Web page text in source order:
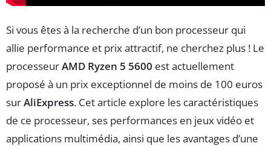
Si vous êtes à la recherche d’un bon processeur qui
allie performance et prix attractif, ne cherchez plus ! Le
processeurAMD Ryzen 5 5600 est actuellement
proposé à un prix exceptionnel de moins de 100 euros
surAliExpress. Cet article explore les caractéristiques
de ce processeur, ses performances en jeux vidéo et
applications multimédia, ainsi que les avantages d’une